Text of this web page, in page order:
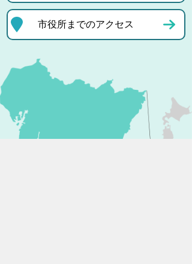
市役所までのアクセス